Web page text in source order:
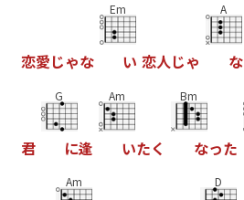
恋愛じゃな
Em
い 恋人じゃ
A
な
君
G
に逢
Am
いたく
Bm
なった
Am D